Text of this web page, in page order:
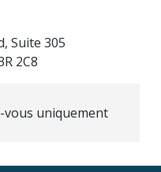
Suite 305
2C8
vous uniquement